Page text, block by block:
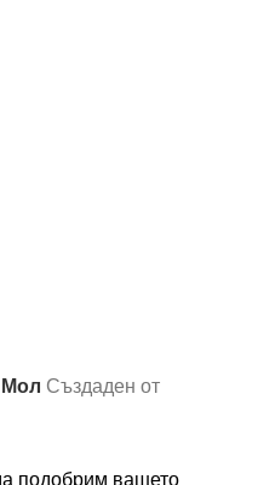
Създаден от
подобрим вашето